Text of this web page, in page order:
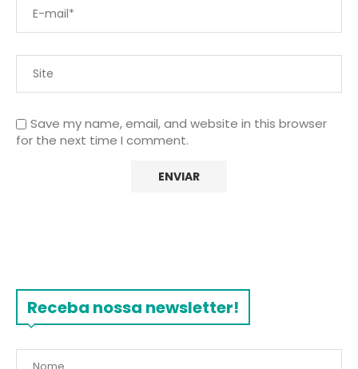
Save my name, email, and website in this browser
for the next time I comment.
Receba nossa newsletter!